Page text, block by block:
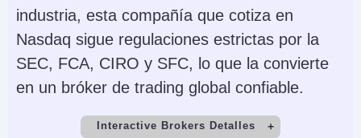
industria, esta compañía que cotiza en
Nasdaq sigue regulaciones estrictas por la
SEC, FCA, CIRO y SFC, lo que la convierte
en un bróker de trading global confiable.
Interactive Brokers Detalles